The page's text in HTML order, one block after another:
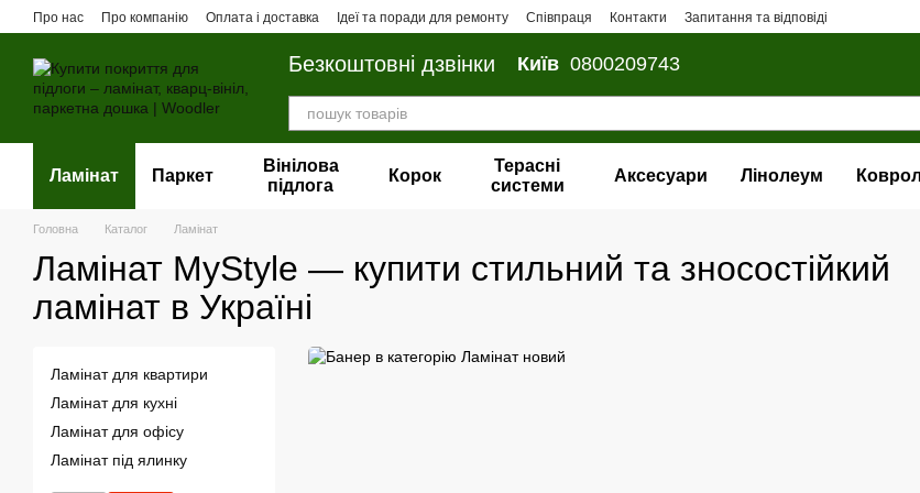
Перейти до основного контенту
Про нас Про компанію Оплата і доставка Ідеї та поради для ремонту Співпраця Контакти Запитання та відповіді
Безкоштовні дзвінки Київ 0800209743
Ламінат Паркет
Вінілова
пiдлога
Корок
Терасні
системи
Аксесуари Лінолеум
Головна Каталог Ламінат
Ламінат MyStyle — купити стильний та зносостійкий
ламінат в Україні
Ламінат для квартири
Ламінат для кухні
Ламінат для офісу
Ламінат під ялинку